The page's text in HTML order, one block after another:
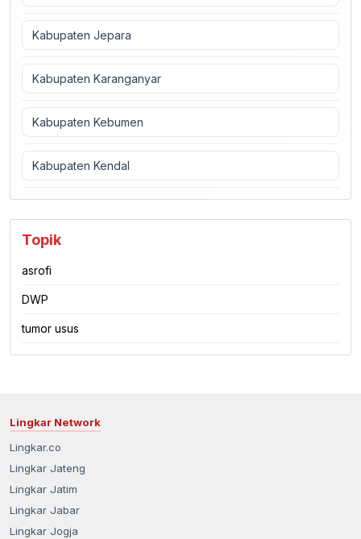
Kabupaten Jepara
Kabupaten Karanganyar
Kabupaten Kebumen
Kabupaten Kendal
Topik
asrofi
DWP
tumor usus
Lingkar Network
Lingkar.co
Lingkar Jateng
Lingkar Jatim
Lingkar Jabar
Lingkar Jogja